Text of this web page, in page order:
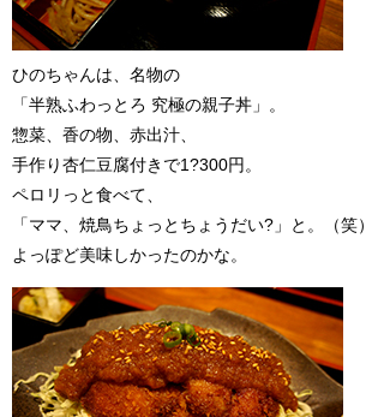
ひのちゃんは、名物の
「半熟ふわっとろ 究極の親子丼」。
惣菜、香の物、赤出汁、
手作り杏仁豆腐付きで1?300円。
ペロリっと食べて、
「ママ、焼鳥ちょっとちょうだい?」と。（笑）
よっぽど美味しかったのかな。